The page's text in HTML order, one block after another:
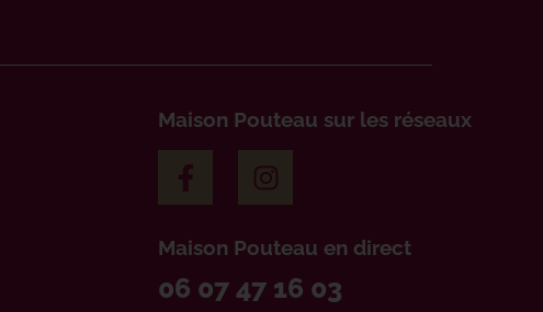
Maison Pouteau sur les réseaux
Maison Pouteau en direct
06 07 47 16 03